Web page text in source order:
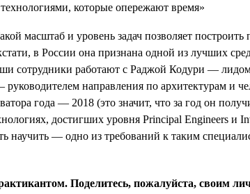
масштаб и уровень задач позволяет
в России она признана одной из лучших
сотрудники работают с Раджой Кодури —
направления по архитектурам и
года — 2018 (это значит, что за год он
достигших уровня Principal Engineers и
— одно из требований к таким
Поделитесь, пожалуйста, своим